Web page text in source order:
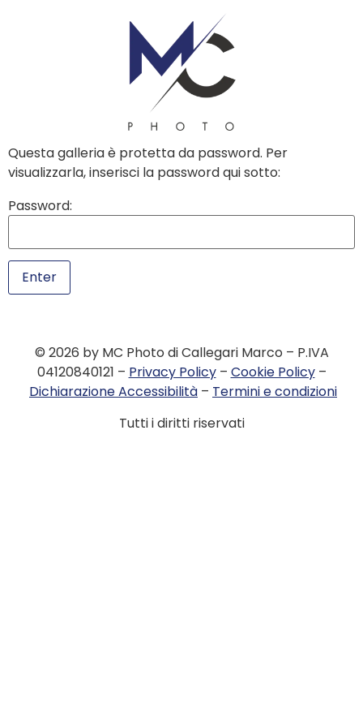
Questa galleria è protetta da password. Per
visualizzarla, inserisci la password qui sotto:
Password:
© 2026 by MC Photo di Callegari Marco – P.IVA
04120840121 – Privacy Policy– Cookie Policy–
Dichiarazione Accessibilità – Termini e condizioni
Tutti i diritti riservati